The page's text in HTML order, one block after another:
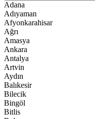
Adana
Adıyaman
Afyonkarahisar
Ağrı
Amasya
Ankara
Antalya
Artvin
Aydın
Balıkesir
Bilecik
Bingöl
Bitlis